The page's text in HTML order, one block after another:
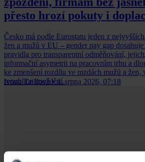
přesto hrozí pokuty i
Česko má podle Eurostatu jeden z
žen a mužů v EU – gender pay gap
pravidla pro transparentní odměňování,
informační asymetrii na pracovním trhu a
ke zmenšení rozdílu ve mzdách mužů a žen,
republice zpoždění.
Ivona Tajšlová • 4. srpna 2026, 07:18